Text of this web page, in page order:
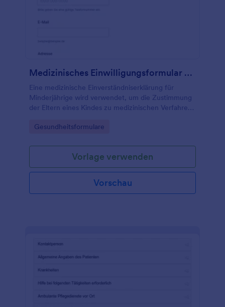
Medizinisches Einwilligungsformular Für Kinder
Eine medizinische Einverständniserklärung für
Minderjährige wird verwendet, um die Zustimmung
der Eltern eines Kindes zu medizinischen Verfahren,
Go to Category:
Gesundheitsformulare
Vorlage verwenden
Vorschau